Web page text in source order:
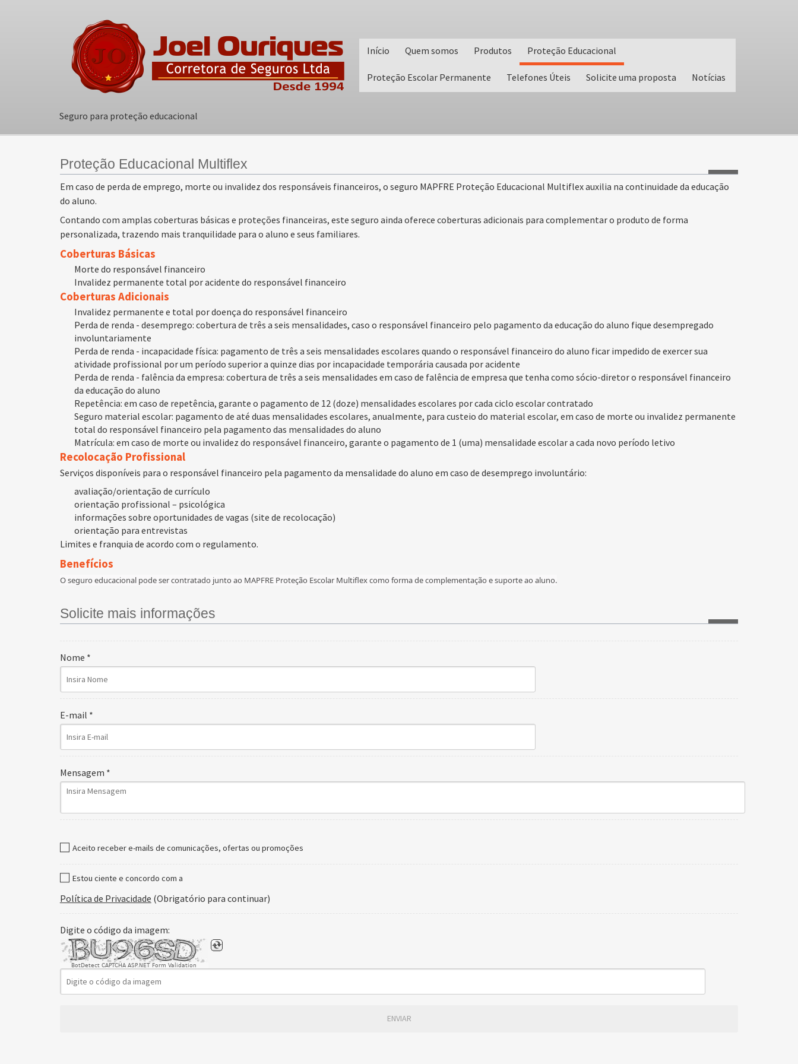
Seguro para proteção educacional
Início Quem somos Produtos Proteção Educacional
Proteção Escolar Permanente Telefones Úteis Solicite uma proposta Notícias
Proteção Educacional Multiflex
Em caso de perda de emprego, morte ou invalidez dos responsáveis financeiros, o seguro MAPFRE Proteção Educacional Multiflex auxilia na continuidade da educação
do aluno.
Contando com amplas coberturas básicas e proteções financeiras, este seguro ainda oferece coberturas adicionais para complementar o produto de forma
personalizada, trazendo mais tranquilidade para o aluno e seus familiares.
Coberturas Básicas
Morte do responsável financeiro
Invalidez permanente total por acidente do responsável financeiro
Coberturas Adicionais
Invalidez permanente e total por doença do responsável financeiro
Perda de renda - desemprego: cobertura de três a seis mensalidades, caso o responsável financeiro pelo pagamento da educação do aluno fique desempregado
involuntariamente
Perda de renda - incapacidade física: pagamento de três a seis mensalidades escolares quando o responsável financeiro do aluno ficar impedido de exercer sua
atividade profissional por um período superior a quinze dias por incapacidade temporária causada por acidente
Perda de renda - falência da empresa: cobertura de três a seis mensalidades em caso de falência de empresa que tenha como sócio-diretor o responsável financeiro
da educação do aluno
Repetência: em caso de repetência, garante o pagamento de 12 (doze) mensalidades escolares por cada ciclo escolar contratado
Seguro material escolar: pagamento de até duas mensalidades escolares, anualmente, para custeio do material escolar, em caso de morte ou invalidez permanente
total do responsável financeiro pela pagamento das mensalidades do aluno
Matrícula: em caso de morte ou invalidez do responsável financeiro, garante o pagamento de 1 (uma) mensalidade escolar a cada novo período letivo
Recolocação Profissional
Serviços disponíveis para o responsável financeiro pela pagamento da mensalidade do aluno em caso de desemprego involuntário:
avaliação/orientação de currículo
orientação profissional – psicológica
informações sobre oportunidades de vagas (site de recolocação)
orientação para entrevistas
Limites e franquia de acordo com o regulamento.
Benefícios
O seguro educacional pode ser contratado junto ao MAPFRE Proteção Escolar Multiflex como forma de complementação e suporte ao aluno.
Solicite mais informações
Nome *
E-mail *
Mensagem *
Aceito receber e-mails de comunicações, ofertas ou promoções
Estou ciente e concordo com a
Política de Privacidade (Obrigatório para continuar)
Digite o código da imagem:
BotDetect CAPTCHA ASP.NET Form Validation
ENVIAR